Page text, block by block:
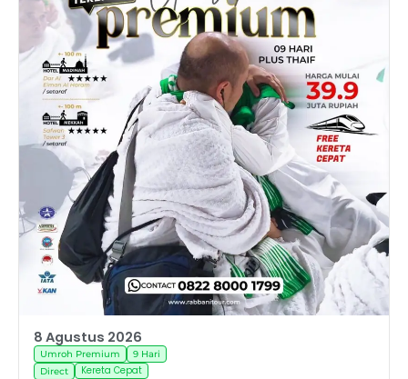
8 Agustus 2026
Umroh Premium
9 Hari
Direct
Kereta Cepat